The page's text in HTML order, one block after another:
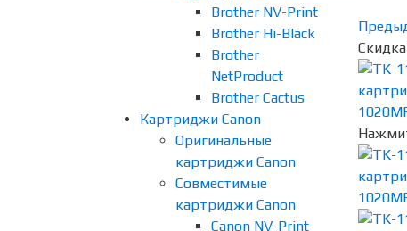
Brother NV-Print
Brother Hi-Black
Brother
NetProduct
Brother Cactus
Картриджи Canon
Оригинальные
картриджи Canon
Совместимые
картриджи Canon
Canon NV-Print